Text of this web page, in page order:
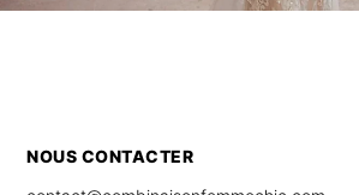
NOUS CONTACTER